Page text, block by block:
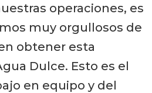
operaciones, es
muy orgullosos de
obtener esta
Dulce. Esto es el
en equipo y del